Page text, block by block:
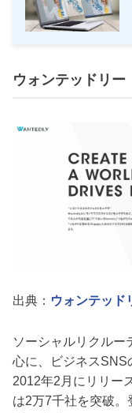
ウォンテッドリー
出典： ウォンテッド
ソーシャルリクルー
心に、ビジネスSNS
2012年2月にリリー
は2万7千社を突破。